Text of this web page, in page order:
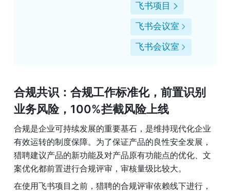
飞书项目
飞书会议室
飞书会议室
合规共识：合规工作标准化，前置识别
业务风险，100%拦截风险上线
合规是企业可持续发展的重要基石，是维持现代化企业
有效运转的制度保障。为了保证产品的良性安全发展，
猎聘建议产品的新功能及对产品原有功能点的优化、文
案优化都前置进行合规评审，审核量级比较大。
在使用飞书项目之前，猎聘的合规评审依赖线下进行，